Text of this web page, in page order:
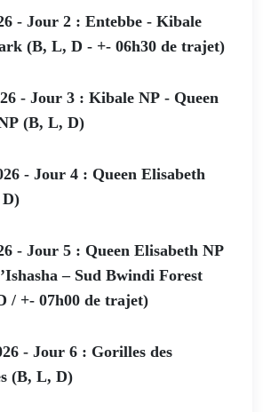
- Jour 2 : Entebbe - Kibale
(B, L, D - +- 06h30 de trajet)
- Jour 3 : Kibale NP - Queen
(B, L, D)
- Jour 4 : Queen Elisabeth
- Jour 5 : Queen Elisabeth NP
– Sud Bwindi Forest
/ +- 07h00 de trajet)
- Jour 6 : Gorilles des
(B, L, D)